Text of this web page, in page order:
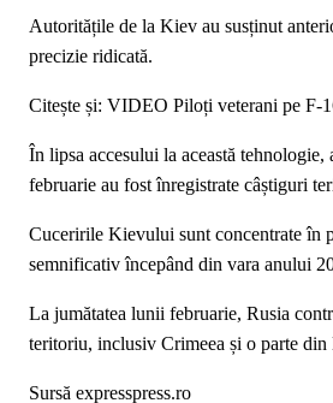
Autoritățile de la Kiev au susținut
precizie ridicată.
Citește și: VIDEO Piloți veterani pe F-
În lipsa accesului la această
februarie au fost înregistrate câștiguri
Cuceririle Kievului sunt concentrate în
semnificativ începând din vara anului
La jumătatea lunii februarie, Rusia
teritoriu, inclusiv Crimeea și o parte din
Sursă expresspress.ro